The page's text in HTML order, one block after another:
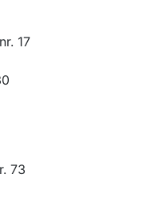
17
73